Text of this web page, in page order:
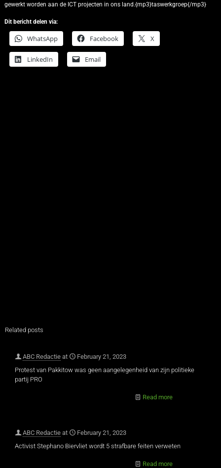
gewerkt worden aan de ICT projecten in ons land.{mp3}taswerkgroep{/mp3}
Dit bericht delen via:
WhatsApp Facebook X
LinkedIn Email
Related posts
ABC Redactie at
February 21, 2023
Protest van Pakkitow was geen aangelegenheid van zijn politieke
partij PRO
Read more
ABC Redactie at
February 21, 2023
Activist Stephano Biervliet wordt 5 strafbare feiten verweten
Read more